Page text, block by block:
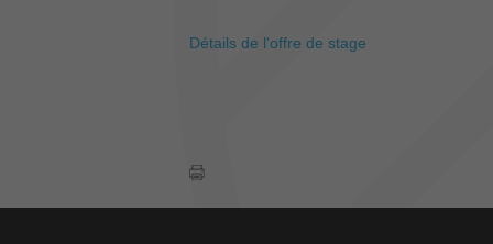
Détails de l'offre de stage